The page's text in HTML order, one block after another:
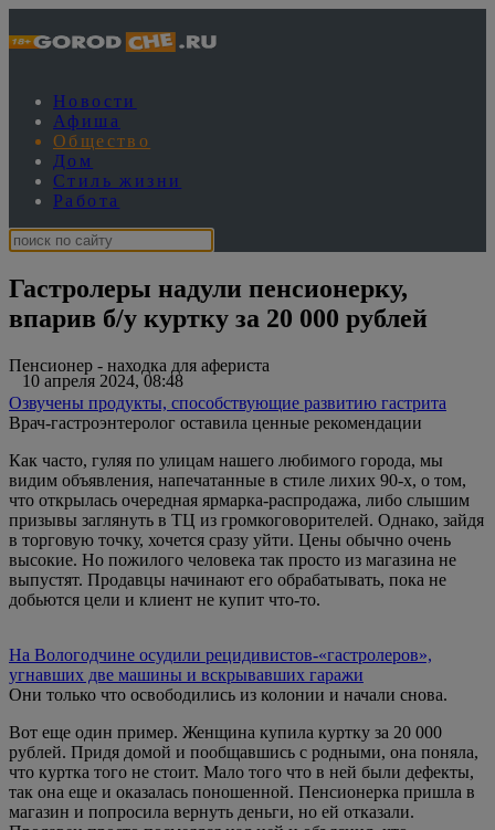
Новости
Афиша
Общество
Дом
Стиль жизни
Работа
Гастролеры надули пенсионерку,
впарив б/у куртку за 20 000 рублей
10 апреля 2024, 08:48
Пенсионер - находка для афериста
Озвучены продукты, способствующие развитию гастрита
Врач-гастроэнтеролог оставила ценные рекомендации
Как часто, гуляя по улицам нашего любимого города, мы
видим объявления, напечатанные в стиле лихих 90-х, о том,
что открылась очередная ярмарка-распродажа, либо слышим
призывы заглянуть в ТЦ из громкоговорителей. Однако, зайдя
в торговую точку, хочется сразу уйти. Цены обычно очень
высокие. Но пожилого человека так просто из магазина не
выпустят. Продавцы начинают его обрабатывать, пока не
добьются цели и клиент не купит что-то.
На Вологодчине осудили рецидивистов-«гастролеров»,
угнавших две машины и вскрывавших гаражи
Они только что освободились из колонии и начали снова.
Вот еще один пример. Женщина купила куртку за 20 000
рублей. Придя домой и пообщавшись с родными, она поняла,
что куртка того не стоит. Мало того что в ней были дефекты,
так она еще и оказалась поношенной. Пенсионерка пришла в
магазин и попросила вернуть деньги, но ей отказали.